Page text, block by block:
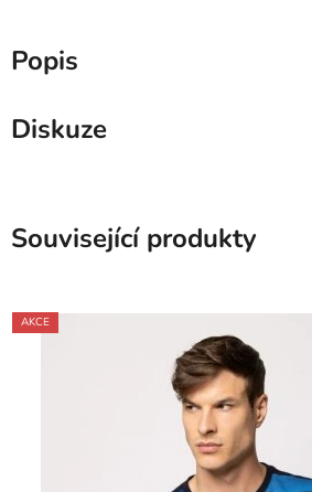
Popis
Diskuze
Související produkty
AKCE